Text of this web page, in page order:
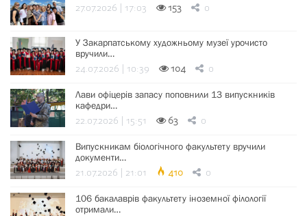
27.07.2026 | 17:03 153 0
У Закарпатському художньому музеї урочисто
вручили…
24.07.2026 | 10:39 104 0
Лави офіцерів запасу поповнили 13 випускників
кафедри…
22.07.2026 | 15:51 63 0
Випускникам біологічного факультету вручили
документи…
21.07.2026 | 21:01 410 0
106 бакалаврів факультету іноземної філології
отримали…